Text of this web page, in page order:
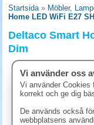
Startsida» Möbler,
Home LED WiFi E27
Deltaco Smart
Dim
Vi använder oss
Vi använder Cookies
korrekt och ge dig
De används också
webbplatsens